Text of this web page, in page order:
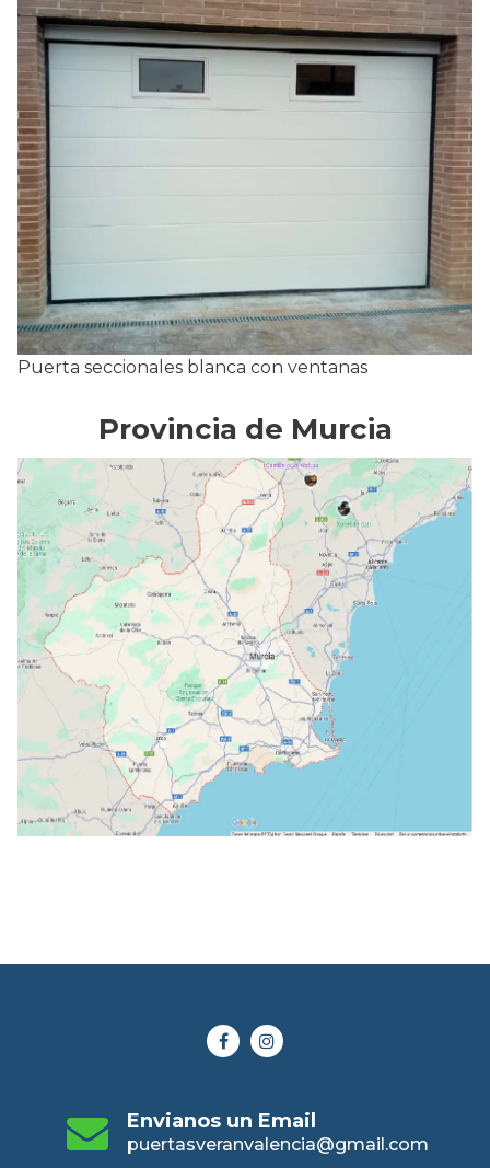
Puerta seccionales blanca con ventanas
Provincia de Murcia
Envianos un Email
puertasveranvalencia@gmail.com